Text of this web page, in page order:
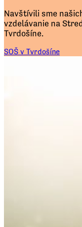
Navštívili sme
vzdelávanie na
Tvrdošíne.
SOŠ v Tvrdošíne